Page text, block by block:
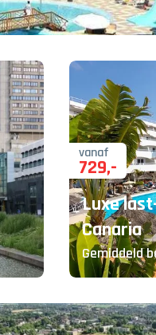
vanaf
729,-
Luxe
Canaria
Gemiddeld